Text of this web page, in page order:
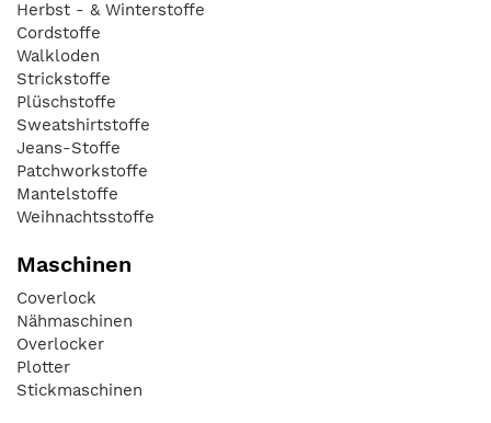
Herbst - & Winterstoffe
Cordstoffe
Walkloden
Strickstoffe
Plüschstoffe
Sweatshirtstoffe
Jeans-Stoffe
Patchworkstoffe
Mantelstoffe
Weihnachtsstoffe
Maschinen
Coverlock
Nähmaschinen
Overlocker
Plotter
Stickmaschinen